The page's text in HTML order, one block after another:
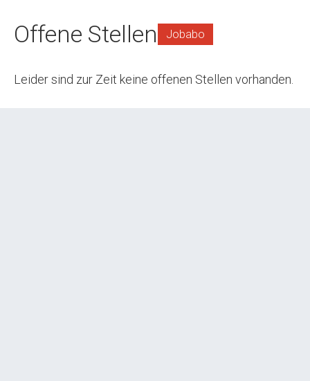
Offene Stellen Jobabo
Leider sind zur Zeit keine offenen Stellen vorhanden.